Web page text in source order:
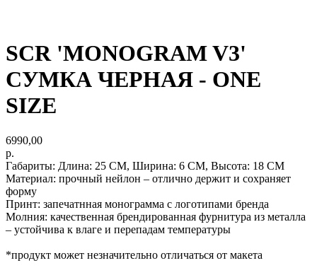
SCR 'MONOGRAM V3'
СУМКА ЧЕРНАЯ - ONE
SIZE
6990,00
р.
Габариты: Длина: 25 СМ, Ширина: 6 СМ, Высота: 18 СМ
Материал: прочный нейлон – отлично держит и сохраняет
форму
Принт: запечатнная монограмма с логотипами бренда
Молния: качественная брендированная фурнитура из металла
– устойчива к влаге и перепадам температуры
*продукт может незначительно отличаться от макета